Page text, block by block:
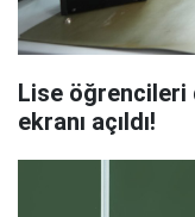
Lise öğrencileri
ekranı açıldı!